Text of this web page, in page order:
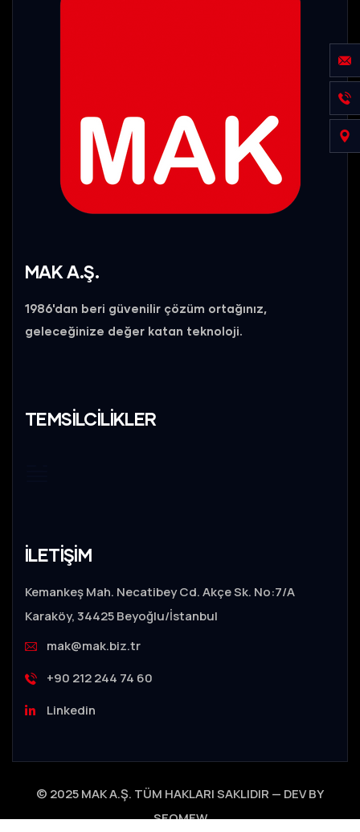
MAK A.Ş.
1986'dan beri güvenilir çözüm ortağınız,
geleceğinize değer katan teknoloji.
TEMSİLCİLİKLER
İLETİŞİM
Kemankeş Mah. Necatibey Cd. Akçe Sk. No:7/A
Karaköy, 34425 Beyoğlu/İstanbul
mak@mak.biz.tr
+90 212 244 74 60
Linkedin
© 2025 MAK A.Ş. TÜM HAKLARI SAKLIDIR — DEV BY
SEOMEW